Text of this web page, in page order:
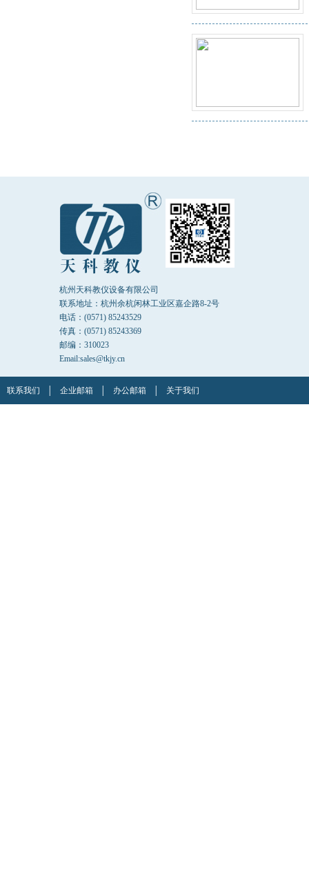
杭州天科教仪设备有限公司
联系地址：杭州余杭闲林工业区嘉企路8-2号
电话：(0571) 85243529
传真：(0571) 85243369
邮编：310023
Email:sales@tkjy.cn
联系我们 企业邮箱 办公邮箱 关于我们